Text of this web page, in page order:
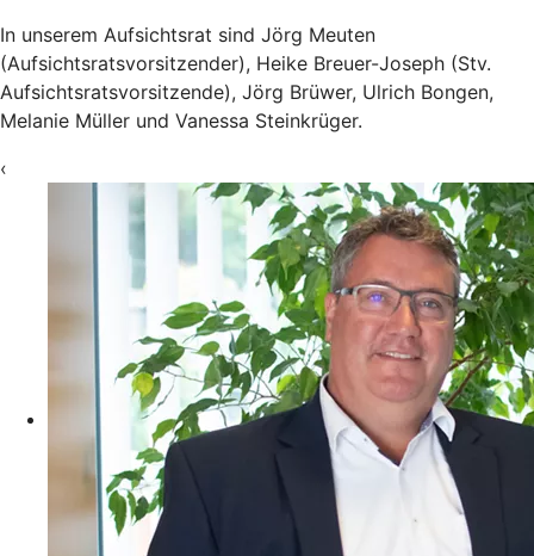
In unserem Aufsichtsrat sind Jörg Meuten
(Aufsichtsratsvorsitzender), Heike Breuer-Joseph (Stv.
Aufsichtsratsvorsitzende), Jörg Brüwer, Ulrich Bongen,
Melanie Müller und Vanessa Steinkrüger.
‹